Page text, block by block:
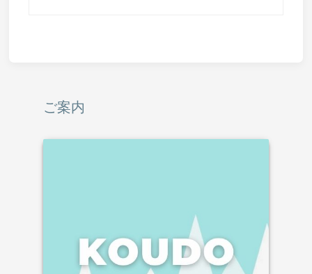
ご案内